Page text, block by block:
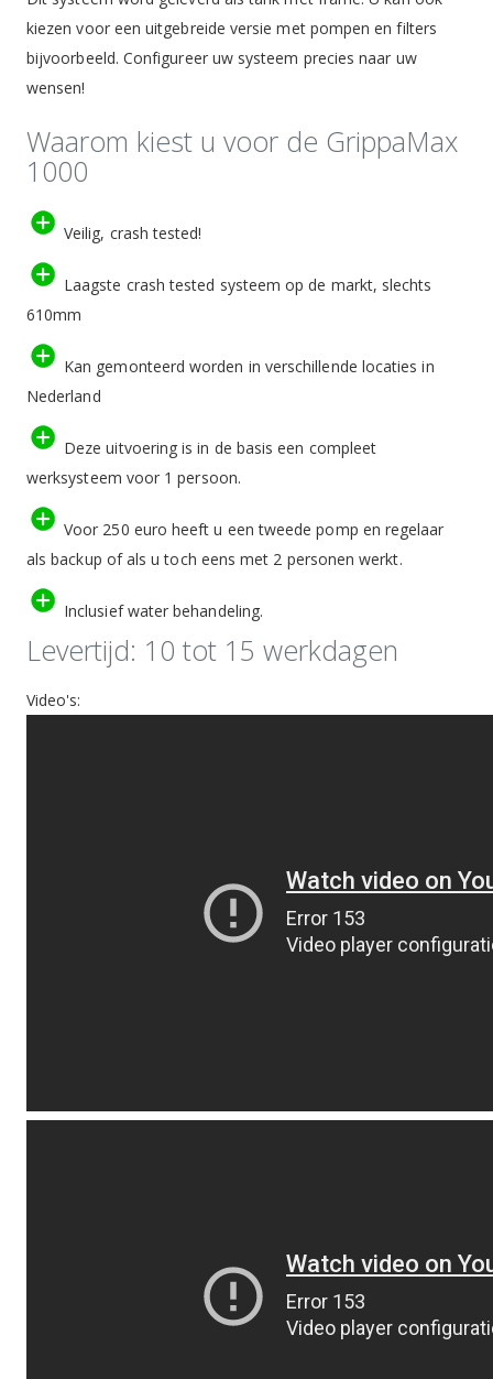
kiezen voor een uitgebreide versie met pompen en filters
bijvoorbeeld. Configureer uw systeem precies naar uw
wensen!
Waarom kiest u voor de GrippaMax
1000
Veilig, crash tested!
Laagste crash tested systeem op de markt, slechts
610mm
Kan gemonteerd worden in verschillende locaties in
Nederland
Deze uitvoering is in de basis een compleet
werksysteem voor 1 persoon.
Voor 250 euro heeft u een tweede pomp en regelaar
als backup of als u toch eens met 2 personen werkt.
Inclusief water behandeling.
Levertijd: 10 tot 15 werkdagen
Video's: